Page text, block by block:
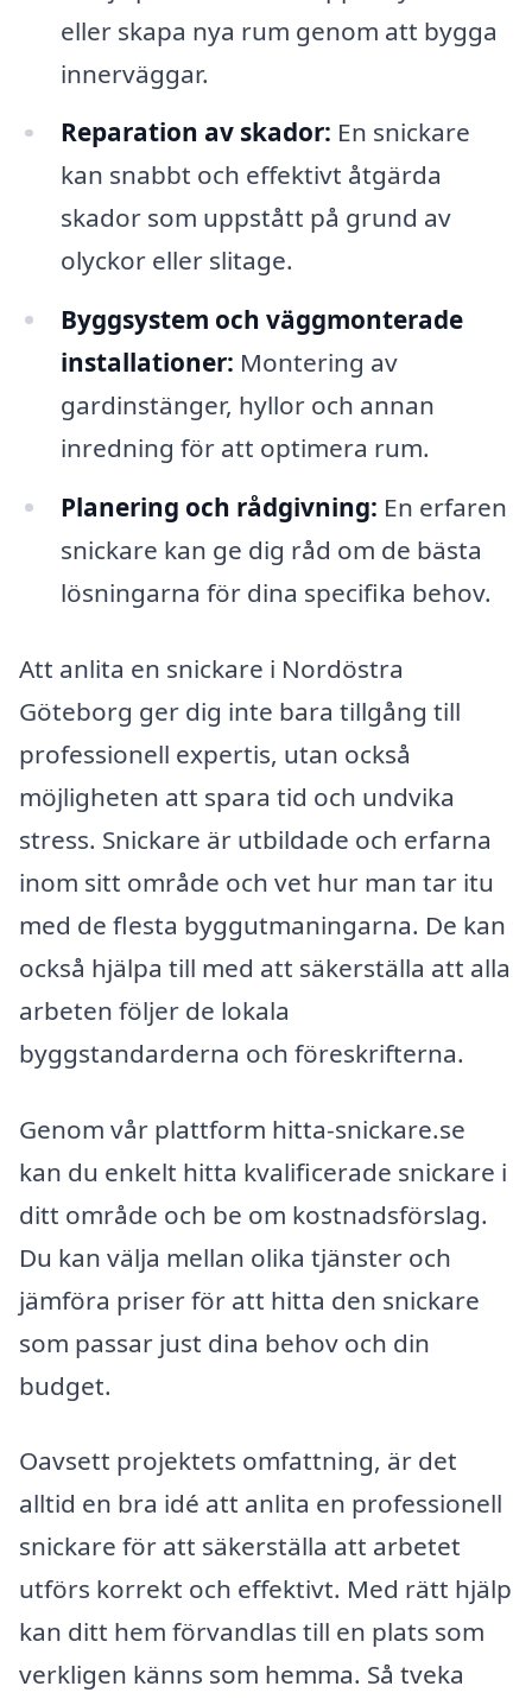
eller skapa nya rum genom att bygga
innerväggar.
Reparation av skador: En snickare
kan snabbt och effektivt åtgärda
skador som uppstått på grund av
olyckor eller slitage.
Byggsystem och väggmonterade
installationer: Montering av
gardinstänger, hyllor och annan
inredning för att optimera rum.
Planering och rådgivning: En erfaren
snickare kan ge dig råd om de bästa
lösningarna för dina specifika behov.
Att anlita en snickare i Nordöstra
Göteborg ger dig inte bara tillgång till
professionell expertis, utan också
möjligheten att spara tid och undvika
stress. Snickare är utbildade och erfarna
inom sitt område och vet hur man tar itu
med de flesta byggutmaningarna. De kan
också hjälpa till med att säkerställa att alla
arbeten följer de lokala
byggstandarderna och föreskrifterna.
Genom vår plattform hitta-snickare.se
kan du enkelt hitta kvalificerade snickare i
ditt område och be om kostnadsförslag.
Du kan välja mellan olika tjänster och
jämföra priser för att hitta den snickare
som passar just dina behov och din
budget.
Oavsett projektets omfattning, är det
alltid en bra idé att anlita en professionell
snickare för att säkerställa att arbetet
utförs korrekt och effektivt. Med rätt hjälp
kan ditt hem förvandlas till en plats som
verkligen känns som hemma. Så tveka